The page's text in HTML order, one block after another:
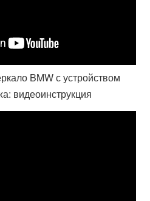
BMW с устройством
видеоинструкция